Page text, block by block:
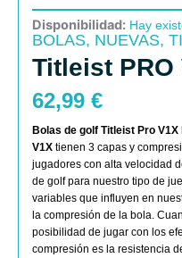
Disponibilidad: Hay
BOLAS, NUEVAS,
Titleist PRO
62,99 €
Bolas de golf Titleist Pro V1X
V1X tienen 3 capas y
jugadores con alta velocidad
de golf para nuestro tipo de
variables que influyen en
la compresión de la bola.
posibilidad de jugar con los
compresión es la resistencia